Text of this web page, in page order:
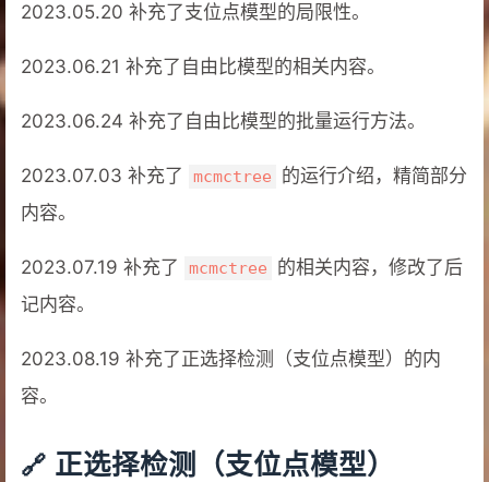
2023.05.20 补充了支位点模型的局限性。
2023.06.21 补充了自由比模型的相关内容。
2023.06.24 补充了自由比模型的批量运行方法。
2023.07.03 补充了 mcmctree
的运行介绍，精简部分
内容。
2023.07.19 补充了 mcmctree
的相关内容，修改了后
记内容。
2023.08.19 补充了正选择检测（支位点模型）的内
容。
正选择检测（支位点模型）